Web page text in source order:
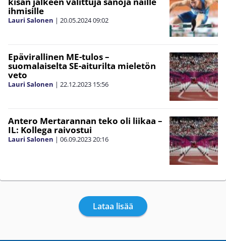
ihmisille
Lauri Salonen | 20.05.202409:02
Epävirallinen ME-tulos –
suomalaiselta SE-aiturilta mieletön
veto
Lauri Salonen | 22.12.2023 15:56
Antero Mertarannan teko oli liikaa –
IL: Kollega raivostui
Lauri Salonen | 06.09.202320:16
Lataa lisää